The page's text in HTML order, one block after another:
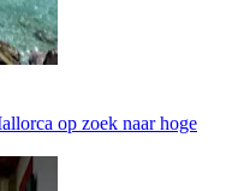
op zoek naar hoge